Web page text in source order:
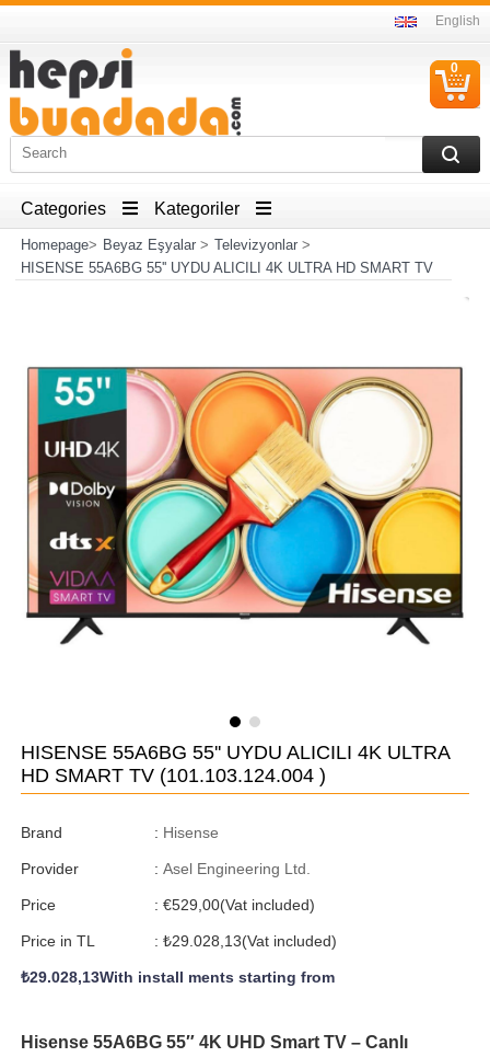
English
0
Categories Kategoriler
Homepage> Beyaz Eşyalar> Televizyonlar>
HISENSE 55A6BG 55'' UYDU ALICILI 4K ULTRA HD SMART TV
HISENSE 55A6BG 55'' UYDU ALICILI 4K ULTRA
HD SMART TV (101.103.124.004 )
Brand : Hisense
Provider : Asel Engineering Ltd.
Price : €529,00(Vat included)
Price in TL : ₺29.028,13(Vat included)
₺29.028,13With install ments starting from
Hisense 55A6BG 55″ 4K UHD Smart TV – Canlı